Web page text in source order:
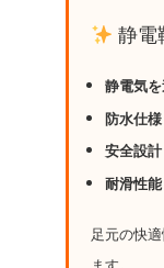
静電
静電気
防水仕様
安全設計
耐滑性能
足元の快